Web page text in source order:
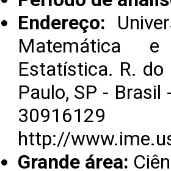
Endereço:
Matemática
Estatística. R.
Paulo, SP -
http://
Grande área: